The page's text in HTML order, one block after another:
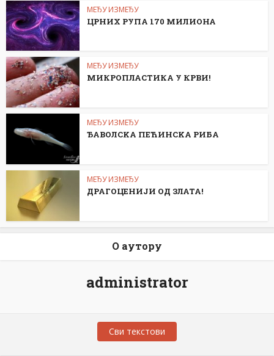
МЕЂУ ИЗМЕЂУ
ЦРНИХ РУПА 170 МИЛИОНА
МЕЂУ ИЗМЕЂУ
МИКРОПЛАСТИКА У КРВИ!
МЕЂУ ИЗМЕЂУ
ЂАВОЛСKА ПЕЋИНСKА РИБА
МЕЂУ ИЗМЕЂУ
ДРАГОЦЕНИЈИ ОД ЗЛАТА!
О аутору
administrator
Сви текстови